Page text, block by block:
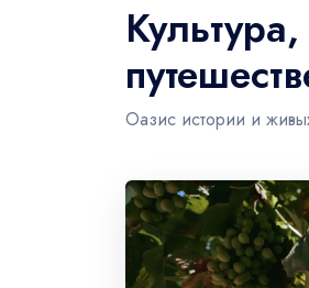
Оазис истории и